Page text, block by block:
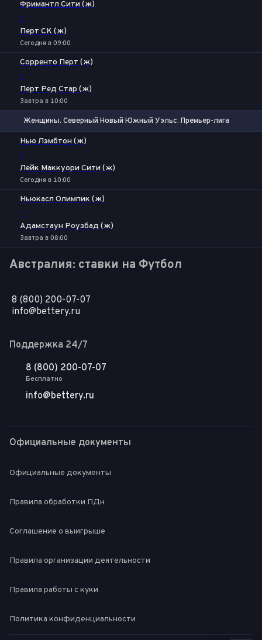
Фримантл Сити (ж)
-
Перт СК (ж)
Сегодня в 09:00
Сорренто Перт (ж)
-
Перт Ред Стар (ж)
Завтра в 10:00
Женщины. Северный Новый Южный Уэльс. Премьер-лига
Нью Лэмбтон (ж)
-
Лейк Маккуори Сити (ж)
Сегодня в 10:00
Ньюкасл Олимпик (ж)
-
Адамстаун Роузбад (ж)
Завтра в 08:00
Австралия: ставки на Футбол
8 (800) 200-07-07
info@bettery.ru
Поддержка 24/7
8 (800) 200-07-07
Бесплатно
info@bettery.ru
Официальные документы
Официальные документы
Правила обработки ПДн
Соглашение о выигрыше
Правила организации деятельности
Правила работы с куки
Политика конфиденциальности